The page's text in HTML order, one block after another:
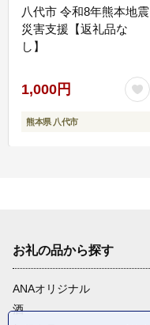
八代市 令和8年熊本地震
災害支援【返礼品な
し】
1,000円
熊本県 八代市
お礼の品から探す
ANAオリジナル
酒